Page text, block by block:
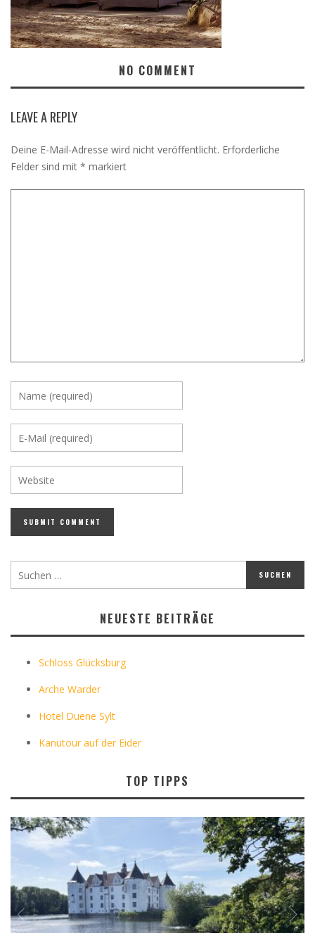
NO COMMENT
LEAVE A REPLY
Deine E-Mail-Adresse wird nicht veröffentlicht. Erforderliche
Felder sind mit * markiert
NEUESTE BEITRÄGE
Schloss Glücksburg
Arche Warder
Hotel Duene Sylt
Kanutour auf der Eider
TOP TIPPS